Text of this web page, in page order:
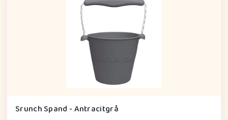
Srunch Spand - Antracitgrå